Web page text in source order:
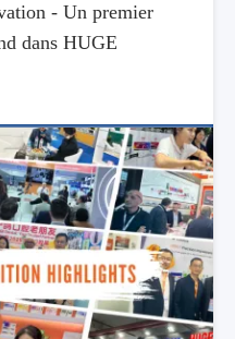
- Un premier
dans HUGE